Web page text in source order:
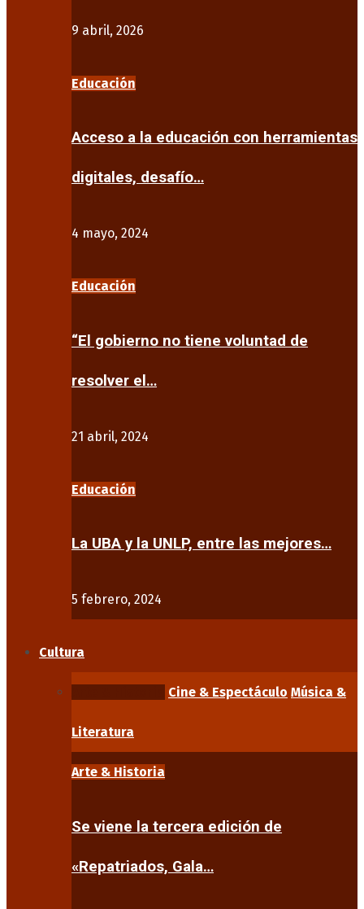
9 abril, 2026
Educación
Acceso a la educación con herramientas
digitales, desafío…
4 mayo, 2024
Educación
“El gobierno no tiene voluntad de
resolver el…
21 abril, 2024
Educación
La UBA y la UNLP, entre las mejores…
5 febrero, 2024
Cultura
Cine & Espectáculo Música &
Literatura
Arte & Historia
Se viene la tercera edición de
«Repatriados, Gala…